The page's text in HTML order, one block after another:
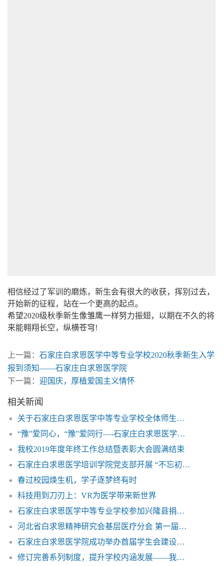
相信经过了军训的磨炼，新生会有很大的收获，挥别过去，
开始新的征程，站在一个更高的起点。
希望2020级秋季新生像雏鹰一样努力振翅，以期在不久的将
来能翱翔长空，纵横苍穹!
上一篇： 石家庄白求恩医学中等专业学校2020秋季新生入学
报到须知——石家庄白求恩医学院
下一篇： 迎国庆，厚植爱国主义情怀
相关新闻
关于石家庄白求恩医学中等专业学校全体师生做好新型肺炎疫情防控工作的重要通知
“豫”爱同心，“豫”爱同行—-石家庄白求恩医学院捐赠救灾物资驰援河南鹤壁
我校2019年度年终工作总结暨表彰大会圆满结束
石家庄白求恩医学培训学院党支部开展 “不忘初心 牢记使命”主题教育活动
春过校园焕生机，学子逐梦终有时
科技用到刀刃上：VR为医学带来新世界
石家庄白求恩医学中等专业学校参加兴隆县捐资助学活动
河北省白求恩精神研究会基层医疗分会 第一届理事会在我校召开
石家庄白求恩医学院成功举办首届学生会建设培训班
修订完善系列制度，提升学校内涵发展——我校第二届教职工代表大会第一次会议圆满召开